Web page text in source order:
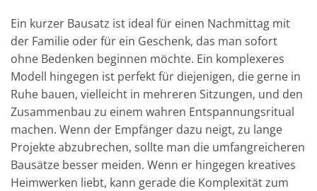
Ein kurzer Bausatz ist ideal für einen Nachmittag mit
der Familie oder für ein Geschenk, das man sofort
ohne Bedenken beginnen möchte. Ein komplexeres
Modell hingegen ist perfekt für diejenigen, die gerne in
Ruhe bauen, vielleicht in mehreren Sitzungen, und den
Zusammenbau zu einem wahren Entspannungsritual
machen. Wenn der Empfänger dazu neigt, zu lange
Projekte abzubrechen, sollte man die umfangreicheren
Bausätze besser meiden. Wenn er hingegen kreatives
Heimwerken liebt, kann gerade die Komplexität zum